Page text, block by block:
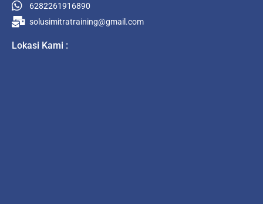
6282261916890
solusimitratraining@gmail.com
Lokasi Kami :